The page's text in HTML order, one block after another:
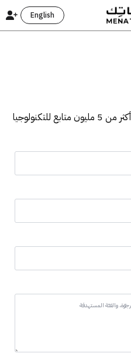
English
أعلن مع مينا تِك ليصل إعلانك إلى أكثر من 5 مليون متابع للتكنولوجيا